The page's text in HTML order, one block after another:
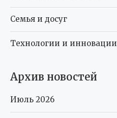
Семья и досуг
Технологии и инновации
Архив новостей
Июль 2026